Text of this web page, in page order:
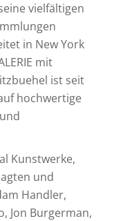
vielfältigen
in New York
mit
ist seit
hochwertige
Kunstwerke,
und
Handler,
Jon Burgerman,